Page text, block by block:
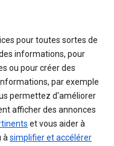
pour toutes sortes de
informations, pour
ou pour créer des
par exemple
permettez d'améliorer
afficher des annonces
et vous aider à
àsimplifier et accélérer